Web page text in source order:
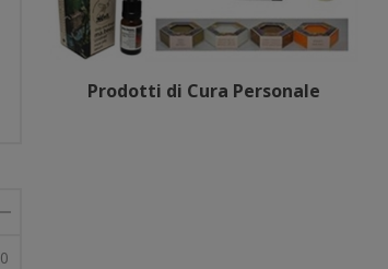
Prodotti di Cura Personale